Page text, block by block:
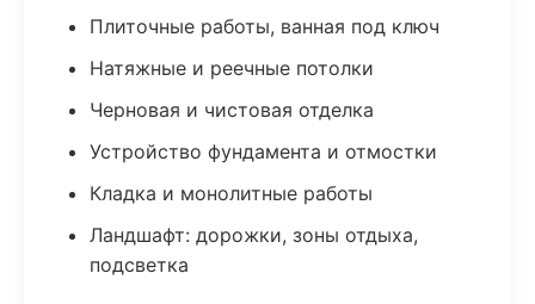
Плиточные работы, ванная под ключ
Натяжные и реечные потолки
Черновая и чистовая отделка
Устройство фундамента и отмостки
Кладка и монолитные работы
Ландшафт: дорожки, зоны отдыха,
подсветка